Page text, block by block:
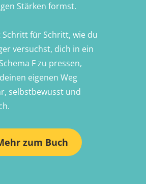
Stärken formst.
Schritt für Schritt, wie du
versuchst, dich in ein
F zu pressen,
eigenen Weg
selbstbewusst und
zum Buch